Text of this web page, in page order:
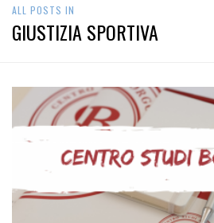
ALL POSTS IN
GIUSTIZIA SPORTIVA